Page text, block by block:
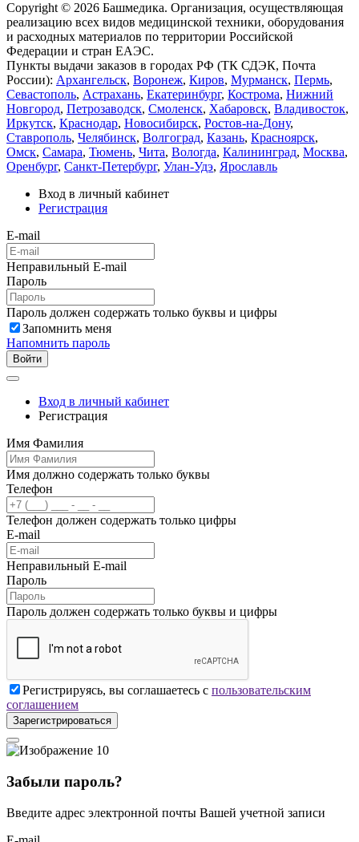
Copyright © 2026 Башмедика. Организация, осуществляющая
реализацию всех видов медицинской техники, оборудования
и расходных материалов по территории Российской
Федерации и стран ЕАЭС.
Пункты выдачи заказов в городах РФ (ТК СДЭК, Почта
России): Архангельск, Воронеж, Киров, Мурманск, Пермь,
Севастополь, Астрахань, Екатеринбург, Кострома, Нижний
Новгород, Петрозаводск, Смоленск, Хабаровск, Владивосток,
Иркутск, Краснодар, Новосибирск, Ростов-на-Дону,
Ставрополь, Челябинск, Волгоград, Казань, Красноярск,
Омск, Самара, Тюмень, Чита, Вологда, Калининград, Москва,
Оренбург, Санкт-Петербург, Улан-Удэ, Ярославль
Вход в личный кабинет
Регистрация
E-mail
Неправильный E-mail
Пароль
Пароль должен содержать только буквы и цифры
Запомнить меня
Напомнить пароль
Войти
Вход в личный кабинет
Регистрация
Имя Фамилия
Имя должно содержать только буквы
Телефон
Телефон должен содержать только цифры
E-mail
Неправильный E-mail
Пароль
Пароль должен содержать только буквы и цифры
Регистрируясь, вы соглашаетесь с пользовательским
соглашением
Зарегистрироваться
Забыли пароль?
Введите адрес электронной почты Вашей учетной записи